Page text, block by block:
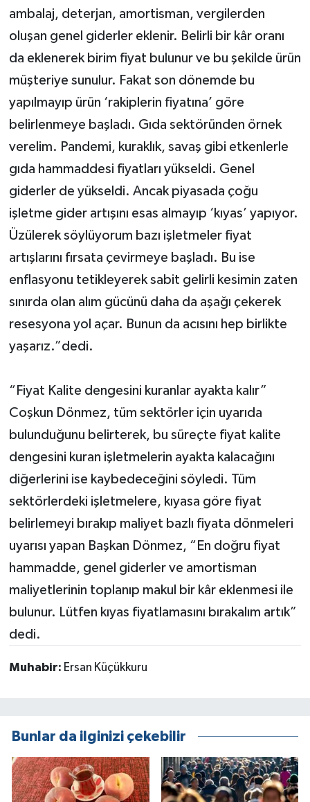
ambalaj, deterjan, amortisman, vergilerden
oluşan genel giderler eklenir. Belirli bir kâr oranı
da eklenerek birim fiyat bulunur ve bu şekilde ürün
müşteriye sunulur. Fakat son dönemde bu
yapılmayıp ürün ‘rakiplerin fiyatına’ göre
belirlenmeye başladı. Gıda sektöründen örnek
verelim. Pandemi, kuraklık, savaş gibi etkenlerle
gıda hammaddesi fiyatları yükseldi. Genel
giderler de yükseldi. Ancak piyasada çoğu
işletme gider artışını esas almayıp ‘kıyas’ yapıyor.
Üzülerek söylüyorum bazı işletmeler fiyat
artışlarını fırsata çevirmeye başladı. Bu ise
enflasyonu tetikleyerek sabit gelirli kesimin zaten
sınırda olan alım gücünü daha da aşağı çekerek
resesyona yol açar. Bunun da acısını hep birlikte
yaşarız.”dedi.
“Fiyat Kalite dengesini kuranlar ayakta kalır”
Coşkun Dönmez, tüm sektörler için uyarıda
bulunduğunu belirterek, bu süreçte fiyat kalite
dengesini kuran işletmelerin ayakta kalacağını
diğerlerini ise kaybedeceğini söyledi. Tüm
sektörlerdeki işletmelere, kıyasa göre fiyat
belirlemeyi bırakıp maliyet bazlı fiyata dönmeleri
uyarısı yapan Başkan Dönmez, “En doğru fiyat
hammadde, genel giderler ve amortisman
maliyetlerinin toplanıp makul bir kâr eklenmesi ile
bulunur. Lütfen kıyas fiyatlamasını bırakalım artık”
dedi.
Muhabir: Ersan Küçükkuru
Bunlar da ilginizi çekebilir